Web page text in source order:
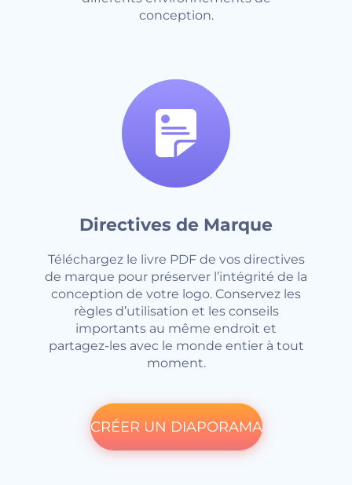
conception.
Directives de Marque
Téléchargez le livre PDF de vos directives
de marque pour préserver l’intégrité de la
conception de votre logo. Conservez les
règles d’utilisation et les conseils
importants au même endroit et
partagez-les avec le monde entier à tout
moment.
CRÉER UN DIAPORAMA